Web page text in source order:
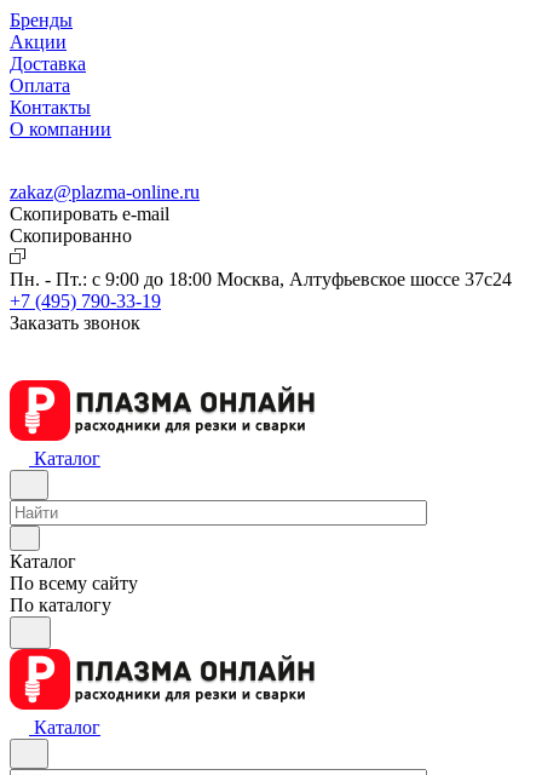
Бренды
Акции
Доставка
Оплата
Контакты
О компании
zakaz@plazma-online.ru
Скопировать e-mail
Cкопированно
Пн. - Пт.: с 9:00 до 18:00 Москва, Алтуфьевское шоссе 37с24
+7 (495) 790-33-19
Заказать звонок
Каталог
Каталог
По всему сайту
По каталогу
Каталог